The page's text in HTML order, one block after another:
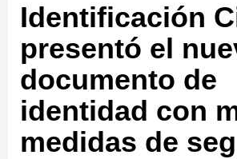
Identificación
presentó el
documento de
identidad con
medidas de